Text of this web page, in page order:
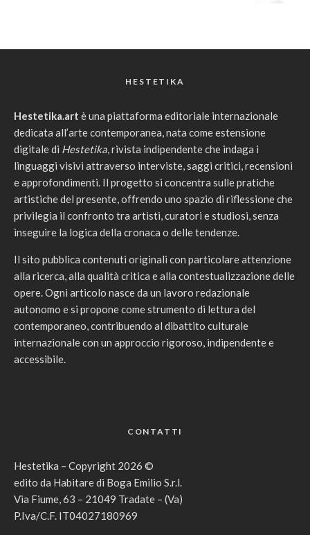
HESTETIKA
Hestetika.art è una piattaforma editoriale internazionale
dedicata all’arte contemporanea, nata come estensione
digitale di Hestetika, rivista indipendente che indaga i
linguaggi visivi attraverso interviste, saggi critici, recensioni
e approfondimenti. Il progetto si concentra sulle pratiche
artistiche del presente, offrendo uno spazio di riflessione che
privilegia il confronto tra artisti, curatori e studiosi, senza
inseguire la logica della cronaca o delle tendenze.
Il sito pubblica contenuti originali con particolare attenzione
alla ricerca, alla qualità critica e alla contestualizzazione delle
opere. Ogni articolo nasce da un lavoro redazionale
autonomo e si propone come strumento di lettura del
contemporaneo, contribuendo al dibattito culturale
internazionale con un approccio rigoroso, indipendente e
accessibile.
CONTATTI
Hestetika – Copyright 2026 ©
edito da Habitare di Boga Emilio S.r.l.
Via Fiume, 63 – 21049 Tradate – (Va)
P.Iva/C.F. IT04027180969